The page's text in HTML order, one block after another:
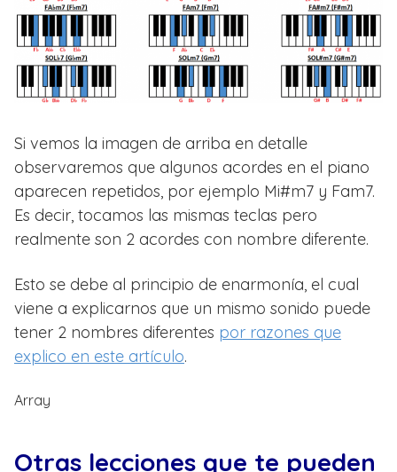
Si vemos la imagen de arriba en detalle
observaremos que algunos acordes en el piano
aparecen repetidos, por ejemplo Mi#m7 y Fam7.
Es decir, tocamos las mismas teclas pero
realmente son 2 acordes con nombre diferente.
Esto se debe al principio de enarmonía, el cual
viene a explicarnos que un mismo sonido puede
tener 2 nombres diferentes por razones que
explico en este artículo.
Array
Otras lecciones que te pueden